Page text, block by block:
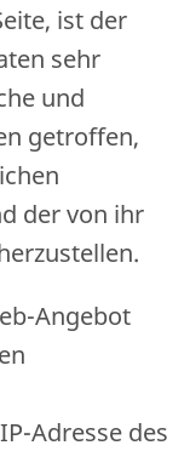
ist der
sehr
und
getroffen,
der von ihr
Angebot
Adresse des